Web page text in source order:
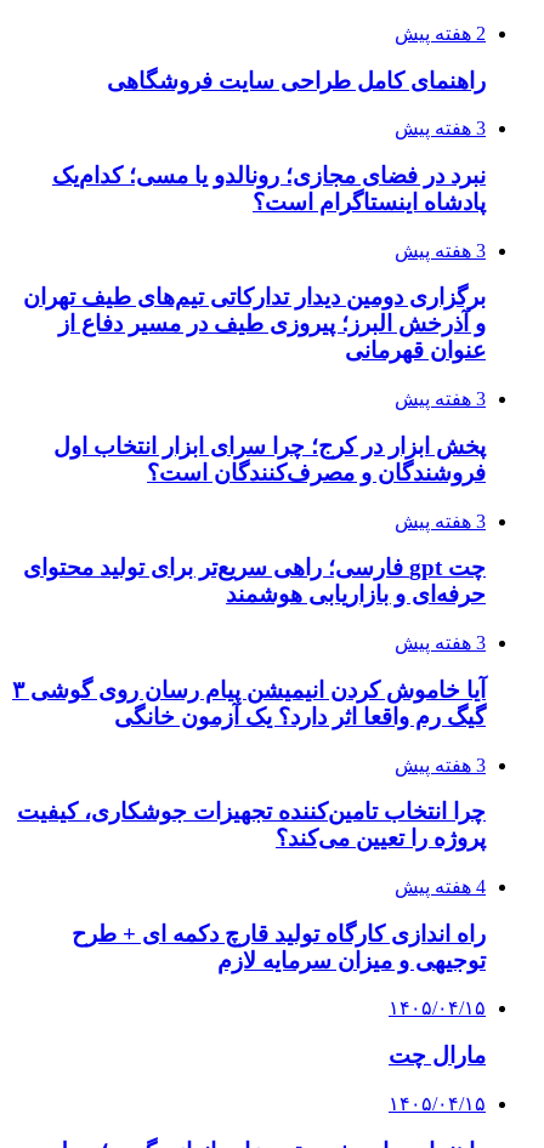
2 هفته پیش
راهنمای کامل طراحی سایت فروشگاهی
3 هفته پیش
نبرد در فضای مجازی؛ رونالدو یا مسی؛ کدام‌یک
پادشاه اینستاگرام است؟
3 هفته پیش
برگزاری دومین دیدار تدارکاتی تیم‌های طیف تهران
و آذرخش البرز؛ پیروزی طیف در مسیر دفاع از
عنوان قهرمانی
3 هفته پیش
پخش ابزار در کرج؛ چرا سرای ابزار انتخاب اول
فروشندگان و مصرف‌کنندگان است؟
3 هفته پیش
چت gpt فارسی؛ راهی سریع‌تر برای تولید محتوای
حرفه‌ای و بازاریابی هوشمند
3 هفته پیش
آیا خاموش کردن انیمیشن پیام رسان روی گوشی ۳
گیگ رم واقعا اثر دارد؟ یک آزمون خانگی
3 هفته پیش
چرا انتخاب تامین‌کننده تجهیزات جوشکاری، کیفیت
پروژه را تعیین می‌کند؟
4 هفته پیش
راه اندازی کارگاه تولید قارچ دکمه ای + طرح
توجیهی و میزان سرمایه لازم
۱۴۰۵/۰۴/۱۵
مارال چت
۱۴۰۵/۰۴/۱۵